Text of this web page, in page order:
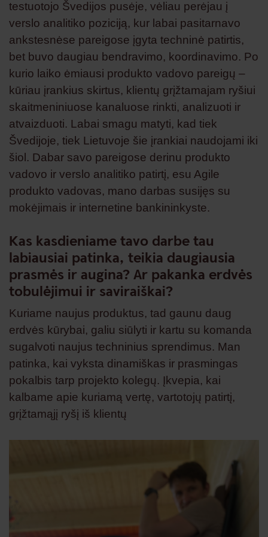
testuotojo Švedijos pusėje, vėliau perėjau į
verslo analitiko poziciją, kur labai pasitarnavo
ankstesnėse pareigose įgyta techninė patirtis,
bet buvo daugiau bendravimo, koordinavimo. Po
kurio laiko ėmiausi produkto vadovo pareigų –
kūriau įrankius skirtus, klientų grįžtamajam ryšiui
skaitmeniniuose kanaluose rinkti, analizuoti ir
atvaizduoti. Labai smagu matyti, kad tiek
Švedijoje, tiek Lietuvoje šie įrankiai naudojami iki
šiol. Dabar savo pareigose derinu produkto
vadovo ir verslo analitiko patirtį, esu Agile
produkto vadovas, mano darbas susijęs su
mokėjimais ir internetine bankininkyste.
Kas kasdieniame tavo darbe tau
labiausiai patinka, teikia daugiausia
prasmės ir augina? Ar pakanka erdvės
tobulėjimui ir saviraiškai?
Kuriame naujus produktus, tad gaunu daug
erdvės kūrybai, galiu siūlyti ir kartu su komanda
sugalvoti naujus techninius sprendimus. Man
patinka, kai vyksta dinamiškas ir prasmingas
pokalbis tarp projekto kolegų. Įkvepia, kai
kalbame apie kuriamą vertę, vartotojų patirtį,
grįžtamąjį ryšį iš klientų